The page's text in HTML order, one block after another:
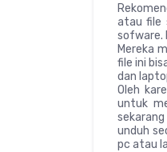
atau file
sofware.
Mereka
file ini
dan
Oleh
untuk
unduh
pc atau